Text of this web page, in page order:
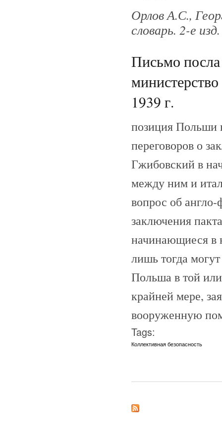
Орлов А.С.,
словарь. 2-е
Письмо
1939 г.
позиция Польши
переговоров о
Гжибовский в
между ним и
вопрос об англо-
заключения
начинающиеся в
лишь тогда
Польша в той
крайней мере,
вооруженную
Tags:
Коллективная безопасность